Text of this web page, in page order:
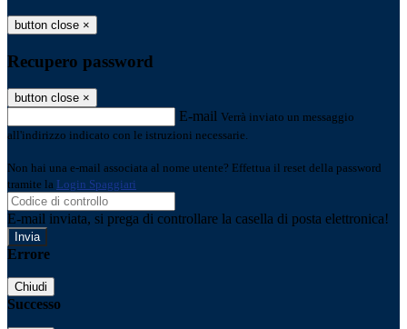
button close ×
Recupero password
button close ×
E-mail Verrà inviato un messaggio
all'indirizzo indicato con le istruzioni necessarie.
Non hai una e-mail associata al nome utente? Effettua il reset della password
tramite la Login Spaggiari
E-mail inviata, si prega di controllare la casella di posta elettronica!
Errore
Chiudi
Successo